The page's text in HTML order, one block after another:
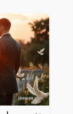
على موعد
في المراحل